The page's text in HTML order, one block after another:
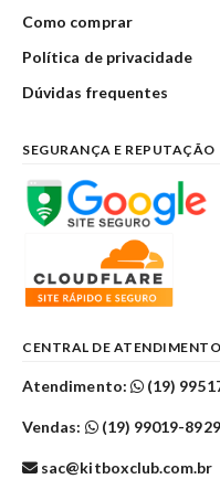
Como comprar
Política de privacidade
Dúvidas frequentes
SEGURANÇA E REPUTAÇÃO
CENTRAL DE ATENDIMENTO
Atendimento: (19)
Vendas: (19) 99019-8929
sac@kitboxclub.com.br